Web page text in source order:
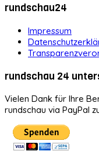
rundschau24
Impressum
rundschau 24
Vielen Dank für Ihre
rundschau via PayPal